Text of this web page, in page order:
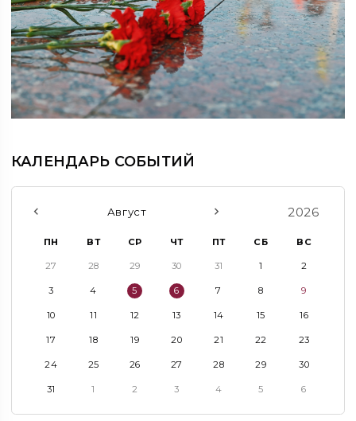
КАЛЕНДАРЬ СОБЫТИЙ
Август 2026
ПН ВТ СР ЧТ ПТ СБ ВС
27 28 29 30 31 1 2
3 4 5 6 7 8 9
10 11 12 13 14 15 16
17 18 19 20 21 22 23
24 25 26 27 28 29 30
31 1 2 3 4 5 6